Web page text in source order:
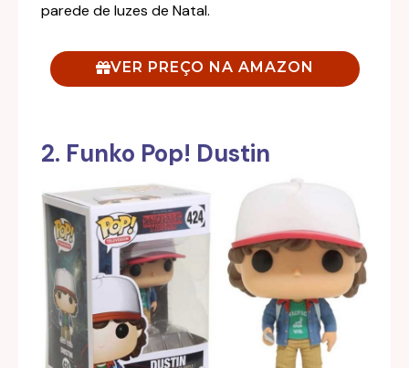
parede de luzes de Natal.
VER PREÇO NA AMAZON
2. Funko Pop! Dustin